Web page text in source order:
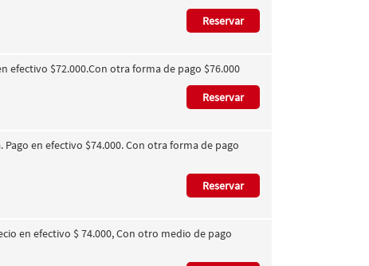
Reservar
efectivo $72.000.Con otra forma de pago $76.000
Reservar
en efectivo $74.000. Con otra forma de pago
Reservar
en efectivo $ 74.000, Con otro medio de pago